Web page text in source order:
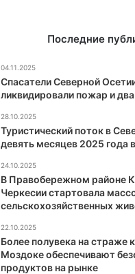
Последние
04.11.2025
Спасатели Северной
ликвидировали пожар и
28.10.2025
Туристический поток в
девять месяцев 2025 года
24.10.2025
В Правобережном районе
Черкесии стартовала
сельскохозяйственных
22.10.2025
Более полувека на страже
Моздоке обеспечивают
продуктов на рынке